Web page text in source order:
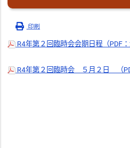
印刷
R4年第２回臨時会会期日程（PDF
R4年第２回臨時会 ５月２日 （